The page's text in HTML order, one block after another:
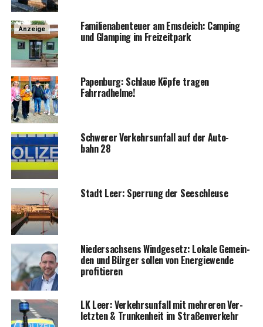
Anzeige Fami­li­en­aben­teu­er am Ems­deich: Cam­ping
und Glam­ping im Freizeitpark
Papen­burg: Schlaue Köp­fe tra­gen
Fahrradhelme!
Schwe­rer Ver­kehrs­un­fall auf der Auto­
bahn 28
Stadt Leer: Sper­rung der Seeschleuse
Nie­der­sach­sens Wind­ge­setz: Loka­le Gemein­
den und Bür­ger sol­len von Ener­gie­wen­de
profitieren
LK Leer: Ver­kehrs­un­fall mit meh­re­ren Ver­
letz­ten & Trun­ken­heit im Straßenverkehr